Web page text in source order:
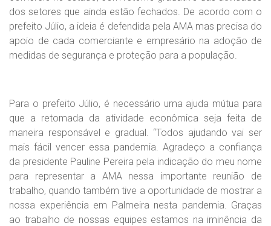
dos setores que ainda estão fechados. De acordo com o
prefeito Júlio, a ideia é defendida pela AMA mas precisa do
apoio de cada comerciante e empresário na adoção de
medidas de segurança e proteção para a população.
Para o prefeito Júlio, é necessário uma ajuda mútua para
que a retomada da atividade econômica seja feita de
maneira responsável e gradual. “Todos ajudando vai ser
mais fácil vencer essa pandemia. Agradeço a confiança
da presidente Pauline Pereira pela indicação do meu nome
para representar a AMA nessa importante reunião de
trabalho, quando também tive a oportunidade de mostrar a
nossa experiência em Palmeira nesta pandemia. Graças
ao trabalho de nossas equipes estamos na iminência da